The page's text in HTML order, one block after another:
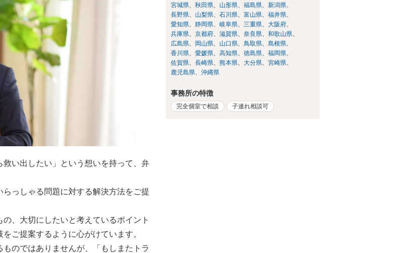
救い出したい」という想いを持って、弁
っしゃる問題に対する解決方法をご提
、大切にしたいと考えているポイント
ご提案するように心がけています。
のではありませんが、「もしまたトラ
宮城県
秋田県 山形県 福島県
新潟県
長野県
山梨県 石川県 富山県
福井県
愛知県
静岡県 岐阜県 三重県
大阪府
兵庫県
京都府 滋賀県 奈良県
和歌山県
広島県
岡山県 山口県 鳥取県
島根県
香川県
愛媛県 高知県 徳島県
福岡県
佐賀県
長崎県 熊本県 大分県
宮崎県
鹿児島県
沖縄県
事務所の特徴
完全個室で相談 子連れ相談可